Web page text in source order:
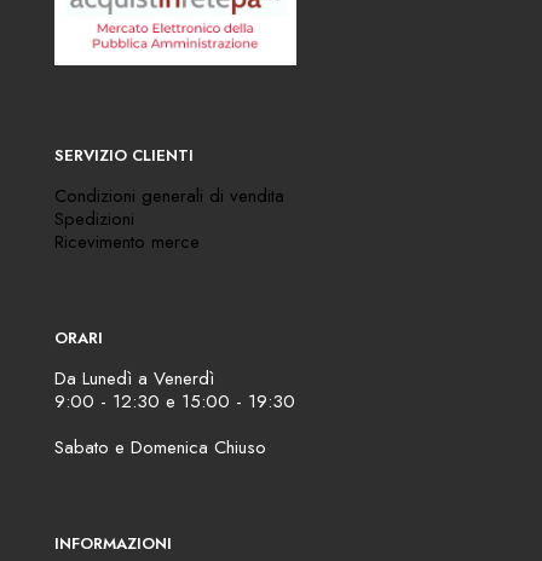
SERVIZIO CLIENTI
Condizioni generali di vendita
Spedizioni
Ricevimento merce
ORARI
Da Lunedì a Venerdì
9:00 - 12:30 e 15:00 - 19:30
Sabato e Domenica Chiuso
INFORMAZIONI